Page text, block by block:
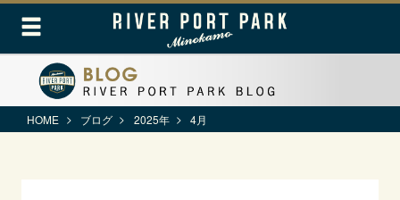
HOME ブログ 2025年 4月